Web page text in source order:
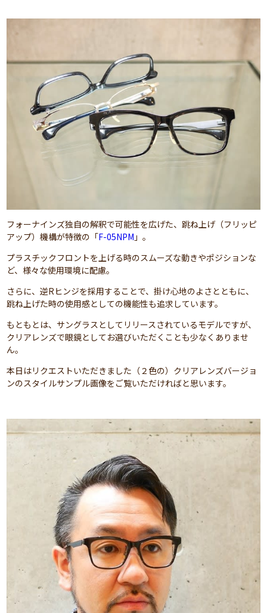
フォーナインズ独自の解釈で可能性を広げた、跳ね上げ（フリッピ
アップ）機構が特徴の「F-05NPM 」。
プラスチックフロントを上げる時のスムーズな動きやポジションな
ど、様々な使用環境に配慮。
さらに、逆Rヒンジを採用することで、掛け心地のよさとともに、
跳ね上げた時の使用感としての機能性も追求しています。
もともとは、サングラスとしてリリースされているモデルですが、
クリアレンズで眼鏡としてお選びいただくことも少なくありませ
ん。
本日はリクエストいただきました（２色の）クリアレンズバージョ
ンのスタイルサンプル画像をご覧いただければと思います。